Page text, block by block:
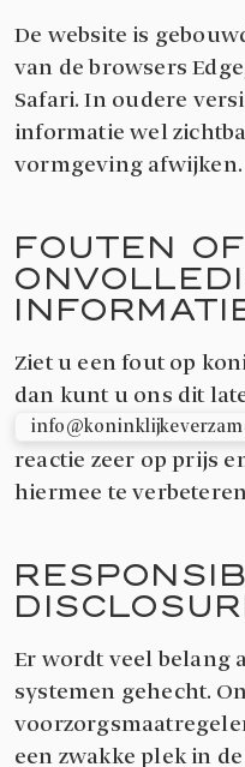
De website is
van de browsers
Safari. In oudere
informatie wel
vormgeving afwijken.
FOUTEN OF
Ziet u een fout op
dan kunt u ons dit
reactie zeer op prijs
hiermee te
Er wordt veel belang
systemen gehecht.
een zwakke plek in